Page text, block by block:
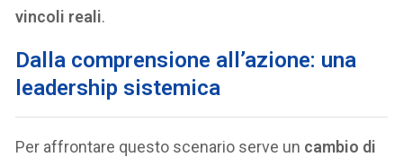
vincoli reali.
Dalla comprensione all’azione: una
leadership sistemica
Per affrontare questo scenario serve un cambio di